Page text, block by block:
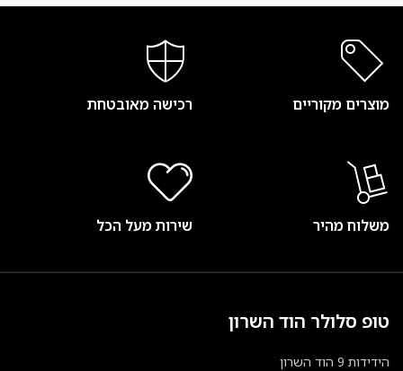
מוצרים מקוריים רכישה מאובטחת
משלוח מהיר שירות מעל הכל
טופ סלולר הוד השרון
הידידות 9 הוד השרון